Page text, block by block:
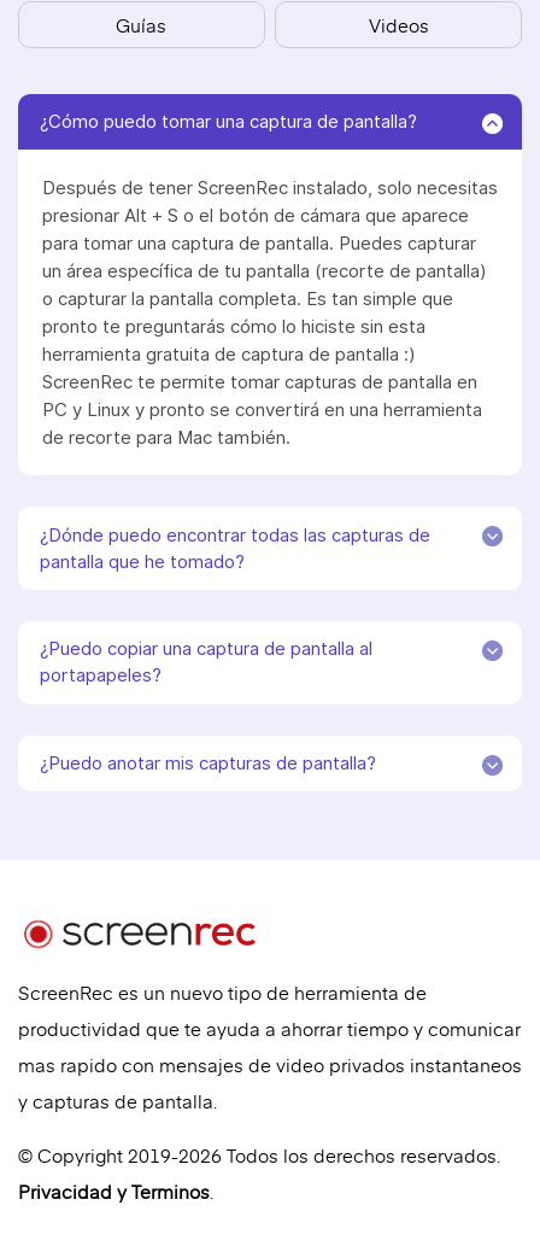
Guías Videos
¿Cómo puedo tomar una captura de pantalla?
Después de tener ScreenRec instalado, solo necesitas
presionar Alt + S o el botón de cámara que aparece
para tomar una captura de pantalla. Puedes capturar
un área específica de tu pantalla (recorte de pantalla)
o capturar la pantalla completa. Es tan simple que
pronto te preguntarás cómo lo hiciste sin esta
herramienta gratuita de captura de pantalla :)
ScreenRec te permite tomar capturas de pantalla en
PC y Linux y pronto se convertirá en una herramienta
de recorte para Mac también.
¿Dónde puedo encontrar todas las capturas de
pantalla que he tomado?
¿Puedo copiar una captura de pantalla al
portapapeles?
¿Puedo anotar mis capturas de pantalla?
ScreenRec es un nuevo tipo de herramienta de
productividad que te ayuda a ahorrar tiempo y comunicar
mas rapido con mensajes de video privados instantaneos
y capturas de pantalla.
© Copyright 2019-2026 Todos los derechos reservados.
Privacidad yTerminos.